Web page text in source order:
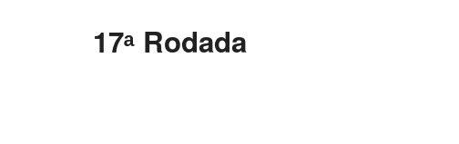
17ᵃ Rodada